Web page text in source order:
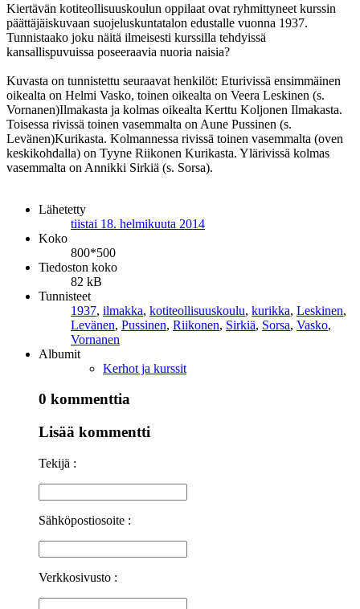
Kiertävän kotiteollisuuskoulun oppilaat ovat ryhmittyneet kurssin
päättäjäiskuvaan suojeluskuntatalon edustalle vuonna 1937.
Tunnistaako joku näitä ilmeisesti kurssilla tehdyissä
kansallispuvuissa poseeraavia nuoria naisia?
Kuvasta on tunnistettu seuraavat henkilöt: Eturivissä ensimmäinen
oikealta on Helmi Vasko, toinen oikealta on Veera Leskinen (s.
Vornanen)Ilmakasta ja kolmas oikealta Kerttu Koljonen Ilmakasta.
Toisessa rivissä toinen vasemmalta on Aune Pussinen (s.
Levänen)Kurikasta. Kolmannessa rivissä toinen vasemmalta (oven
keskikohdalla) on Tyyne Riikonen Kurikasta. Ylärivissä kolmas
vasemmalta on Annikki Sirkiä (s. Sorsa).
Lähetetty
tiistai 18. helmikuuta 2014
Koko
800*500
Tiedoston koko
82 kB
Tunnisteet
1937, ilmakka, kotiteollisuuskoulu, kurikka, Leskinen,
Levänen, Pussinen, Riikonen, Sirkiä, Sorsa, Vasko,
Vornanen
Albumit
Kerhot ja kurssit
0 kommenttia
Lisää kommentti
Tekijä :
Sähköpostiosoite :
Verkkosivusto :